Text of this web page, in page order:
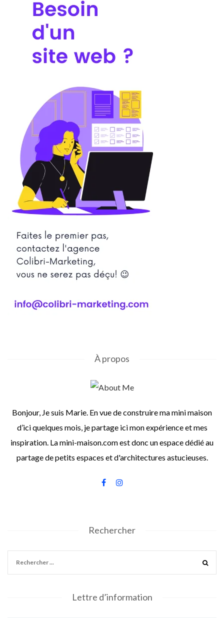
À propos
Bonjour, Je suis Marie. En vue de construire ma mini maison
d’ici quelques mois, je partage ici mon expérience et mes
inspiration. La mini-maison.com est donc un espace dédié au
partage de petits espaces et d'architectures astucieuses.
Rechercher
Lettre d’information